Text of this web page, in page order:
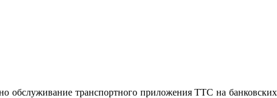
обслуживание транспортного приложения ТТС на банковских